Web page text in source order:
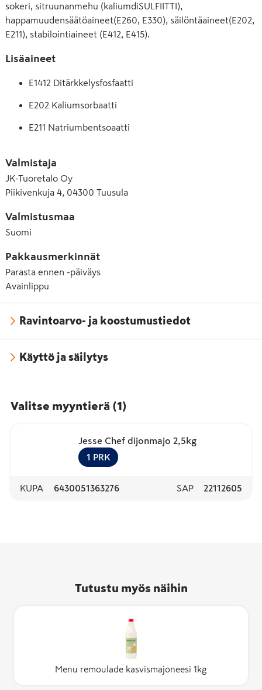
sokeri, sitruunanmehu (kaliumdiSULFIITTI),
happamuudensäätöaineet(E260, E330), säilöntäaineet(E202,
E211), stabilointiaineet (E412, E415).
Lisäaineet
E1412 Ditärkkelysfosfaatti
E202 Kaliumsorbaatti
E211 Natriumbentsoaatti
E330 Sitruunahappo
E415 Ksantaanikumi
Valmistaja
JK-Tuoretalo Oy
Piikivenkuja 4, 04300 Tuusula
Valmistusmaa
Suomi
Pakkausmerkinnät
Parasta ennen -päiväys
Avainlippu
Ravintoarvo- ja koostumustiedot
Käyttö ja säilytys
Valitse myyntierä (1)
Jesse Chef dijonmajo 2,5kg
1 PRK
KUPA 6430051363276 SAP 22112605
Tutustu myös näihin
Menu remoulade kasvismajoneesi 1kg